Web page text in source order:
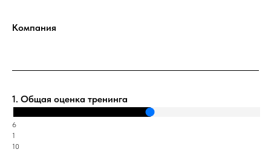
Компания
1. Общая оценка тренинга
6
1
10